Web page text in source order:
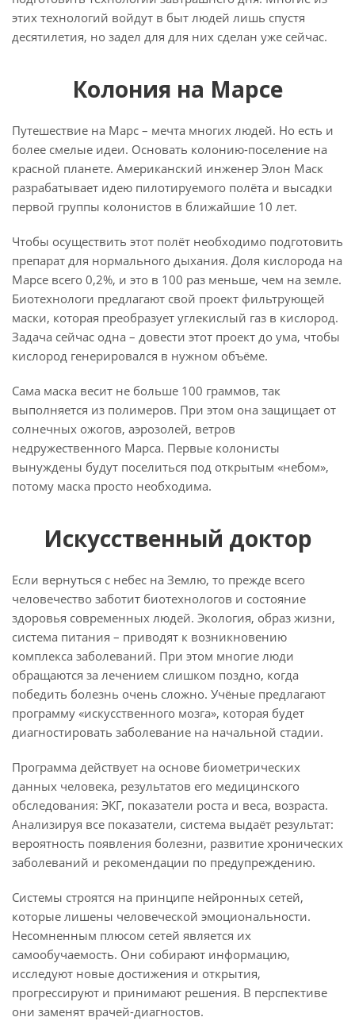
этих технологий войдут в быт людей лишь спустя
десятилетия, но задел для для них сделан уже сейчас.
Колония на Марсе
Путешествие на Марс – мечта многих людей. Но есть и
более смелые идеи. Основать колонию-поселение на
красной планете. Американский инженер Элон Маск
разрабатывает идею пилотируемого полёта и высадки
первой группы колонистов в ближайшие 10 лет.
Чтобы осуществить этот полёт необходимо подготовить
препарат для нормального дыхания. Доля кислорода на
Марсе всего 0,2%, и это в 100 раз меньше, чем на земле.
Биотехнологи предлагают свой проект фильтрующей
маски, которая преобразует углекислый газ в кислород.
Задача сейчас одна – довести этот проект до ума, чтобы
кислород генерировался в нужном объёме.
Сама маска весит не больше 100 граммов, так
выполняется из полимеров. При этом она защищает от
солнечных ожогов, аэрозолей, ветров
недружественного Марса. Первые колонисты
вынуждены будут поселиться под открытым «небом»,
потому маска просто необходима.
Искусственный доктор
Если вернуться с небес на Землю, то прежде всего
человечество заботит биотехнологов и состояние
здоровья современных людей. Экология, образ жизни,
система питания – приводят к возникновению
комплекса заболеваний. При этом многие люди
обращаются за лечением слишком поздно, когда
победить болезнь очень сложно. Учёные предлагают
программу «искусственного мозга», которая будет
диагностировать заболевание на начальной стадии.
Программа действует на основе биометрических
данных человека, результатов его медицинского
обследования: ЭКГ, показатели роста и веса, возраста.
Анализируя все показатели, система выдаёт результат:
вероятность появления болезни, развитие хронических
заболеваний и рекомендации по предупреждению.
Системы строятся на принципе нейронных сетей,
которые лишены человеческой эмоциональности.
Несомненным плюсом сетей является их
самообучаемость. Они собирают информацию,
исследуют новые достижения и открытия,
прогрессируют и принимают решения. В перспективе
они заменят врачей-диагностов.